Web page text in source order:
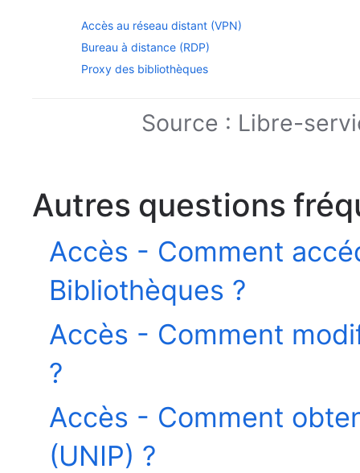
Accès au réseau distant (VPN)
Bureau à distance (RDP)
Proxy des bibliothèques
Source : Libre-
Autres questions
Accès - Comment
Bibliothèques ?
Accès - Comment
?
Accès - Comment
(UNIP) ?